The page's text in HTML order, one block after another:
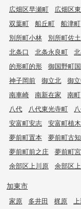
広畑区早瀬町
広畑区
双葉町
船丘町 船津町
別所町小林
別所町佐土
北条口
北条永良町
的形町的形
御国野町
神子岡前
御立北 御
南車崎
南新在家 南町
八代
八代東光寺町
安富町安志
安富町植
夢前町置本
夢前町古
夢前町前之庄
夢前町
余部区上川原
余部区
加東市
家原 多井田 梶原